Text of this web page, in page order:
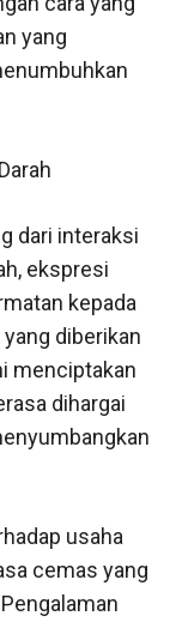
yang
dari interaksi
ekspresi
kepada
diberikan
menciptakan
dihargai
usaha
cemas yang